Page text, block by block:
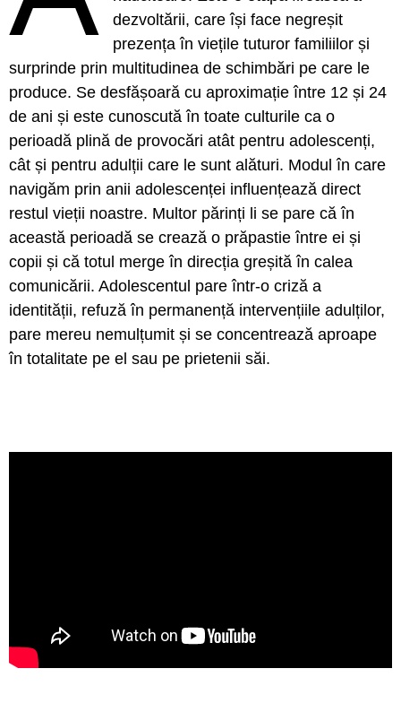
dezvoltării, care își face negreșit
prezența în viețile tuturor familiilor și
surprinde prin multitudinea de schimbări pe care le
produce. Se desfășoară cu aproximație între 12 și 24
de ani și este cunoscută în toate culturile ca o
perioadă plină de provocări atât pentru adolescenți,
cât și pentru adulții care le sunt alături. Modul în care
navigăm prin anii adolescenței influențează direct
restul vieții noastre. Multor părinți li se pare că în
această perioadă se crează o prăpastie între ei și
copii și că totul merge în direcția greșită în calea
comunicării. Adolescentul pare într-o criză a
identității, refuză în permanență intervențiile adulților,
pare mereu nemulțumit și se concentrează aproape
în totalitate pe el sau pe prietenii săi.